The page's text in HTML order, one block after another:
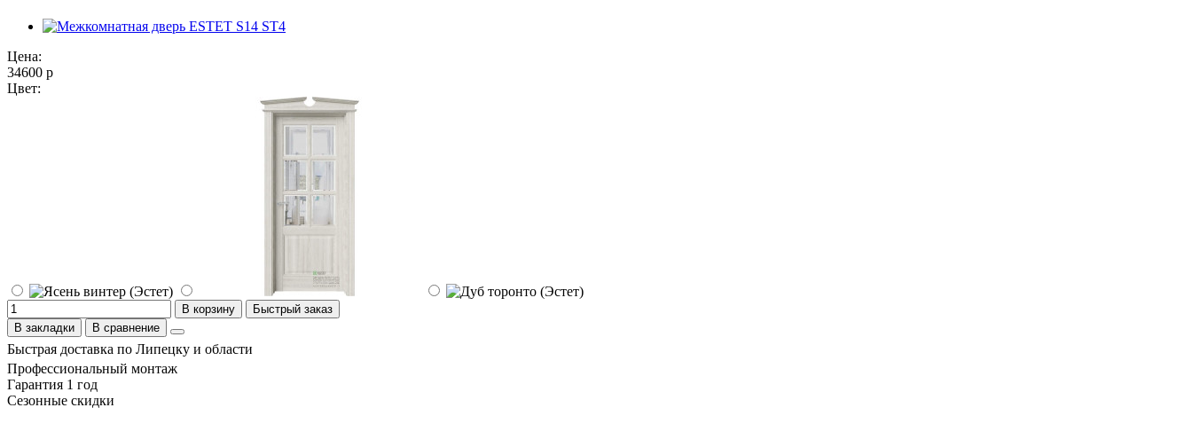
Цена:
34600 р
Цвет:
В корзину
Быстрый заказ
В закладки
В сравнение
Быстрая доставка по Липецку и области
Профессиональный монтаж
Гарантия 1 год
Сезонные скидки